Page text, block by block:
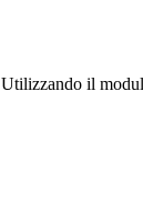
Utilizzando il